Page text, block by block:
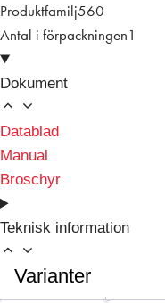
Produktfamilj560
Antal i förpackningen 1
Dokument
Datablad
Manual
Broschyr
Teknisk information
Varianter